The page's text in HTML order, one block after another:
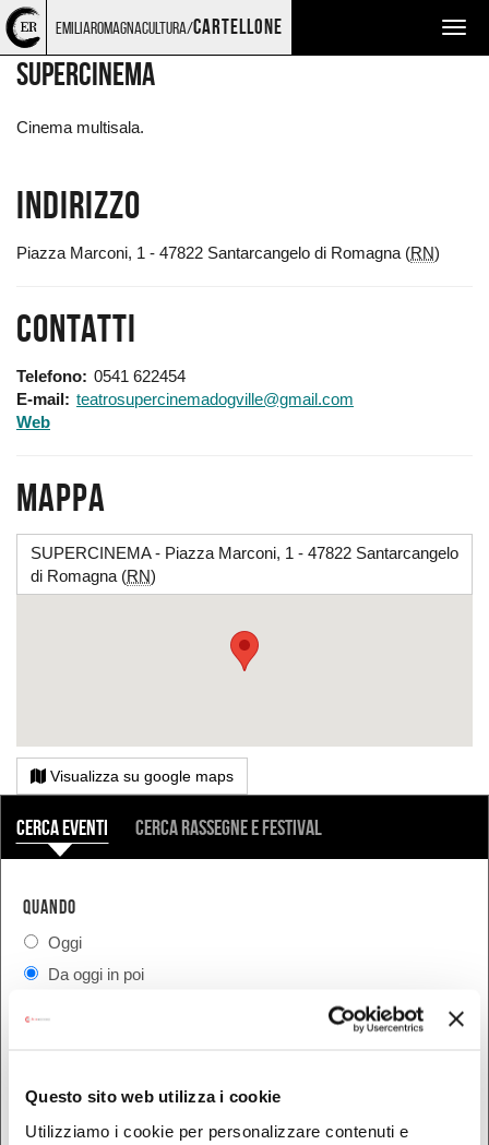
Questo sito web utilizza i cookie
Utilizziamo i cookie per personalizzare contenuti e
Torna
alla
home
page
Cerca
nel
sito
Salta
ai
contenuti
Salta
al
menu
principale
emiliaromagnacultura/cartellone
LUOGHI
SUPERCINEMA
Cinema multisala.
Indirizzo
Piazza Marconi, 1 - 47822 Santarcangelo di Romagna (RN)
Contatti
Telefono
0541 622454
E-mail
teatrosupercinemadogville@gmail.com
Web
Mappa
SUPERCINEMA - Piazza Marconi, 1 - 47822 Santarcangelo
di Romagna (RN)
Visualizza su google maps
COSA
Cerca eventi Cerca rassegne e festival
QUANDO
Oggi
Da oggi in poi
DOVE